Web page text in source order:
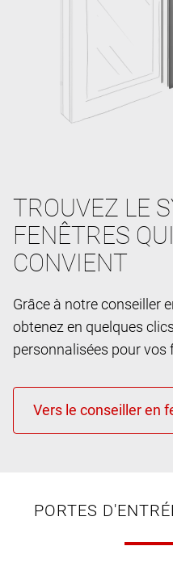
TROUVEZ LE
FENÊTRES
CONVIENT
Grâce à notre conseiller
obtenez en quelques
personnalisées pour vos
PORTES